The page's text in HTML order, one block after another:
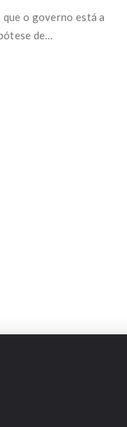
que o governo está a
de…